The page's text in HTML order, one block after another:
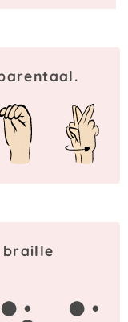
braille